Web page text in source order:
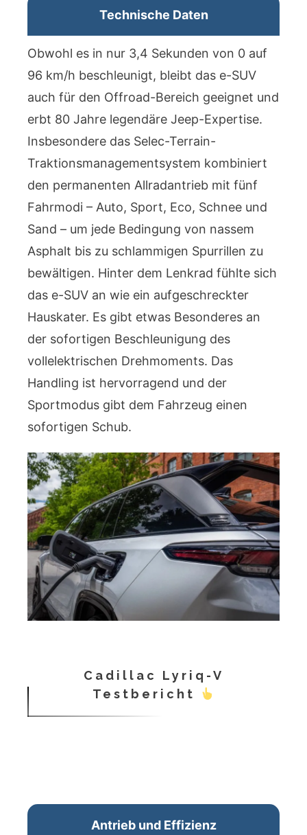
Technische Daten
Obwohl es in nur 3,4 Sekunden von 0 auf
96 km/h beschleunigt, bleibt das e-SUV
auch für den Offroad-Bereich geeignet und
erbt 80 Jahre legendäre Jeep-Expertise.
Insbesondere das Selec-Terrain-
Traktionsmanagementsystem kombiniert
den permanenten Allradantrieb mit fünf
Fahrmodi – Auto, Sport, Eco, Schnee und
Sand – um jede Bedingung von nassem
Asphalt bis zu schlammigen Spurrillen zu
bewältigen. Hinter dem Lenkrad fühlte sich
das e-SUV an wie ein aufgeschreckter
Hauskater. Es gibt etwas Besonderes an
der sofortigen Beschleunigung des
vollelektrischen Drehmoments. Das
Handling ist hervorragend und der
Sportmodus gibt dem Fahrzeug einen
sofortigen Schub.
Cadillac Lyriq-V
Testbericht
Antrieb und Effizienz